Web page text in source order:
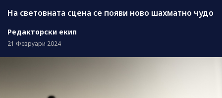
На световната сцена се появи ново шахматно чудо
Редакторски екип
21 Февруари 2024